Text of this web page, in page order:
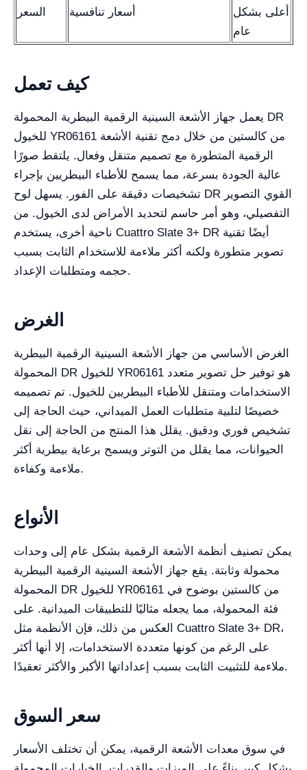
السعر أسعار تنافسية
أعلى بشكل
عام
كيف تعمل
يعمل جهاز الأشعة السينية الرقمية البيطرية المحمولة DR
للخيول YR06161 من كالستين من خلال دمج تقنية الأشعة
الرقمية المتطورة مع تصميم متنقل وفعال. يلتقط صورًا
عالية الجودة بسرعة، مما يسمح للأطباء البيطريين بإجراء
تشخيصات دقيقة على الفور. يسهل لوح DR القوي التصوير
التفصيلي، وهو أمر حاسم لتحديد الأمراض لدى الخيول. من
ناحية أخرى، يستخدم Cuattro Slate 3+ DR أيضًا تقنية
تصوير متطورة ولكنه أكثر ملاءمة للاستخدام الثابت بسبب
حجمه ومتطلبات الإعداد.
الغرض
الغرض الأساسي من جهاز الأشعة السينية الرقمية البيطرية
المحمولة DR للخيول YR06161 هو توفير حل تصوير متعدد
الاستخدامات ومتنقل للأطباء البيطريين للخيول. تم تصميمه
خصيصًا لتلبية متطلبات العمل الميداني، حيث الحاجة إلى
تشخيص فوري ودقيق. يقلل هذا المنتج من الحاجة إلى نقل
الحيوانات، مما يقلل من التوتر ويسمح برعاية بيطرية أكثر
ملاءمة وكفاءة.
الأنواع
يمكن تصنيف أنظمة الأشعة الرقمية بشكل عام إلى وحدات
محمولة وثابتة. يقع جهاز الأشعة السينية الرقمية البيطرية
المحمولة DR للخيول YR06161 من كالستين بوضوح في
فئة المحمولة، مما يجعله مثاليًا للتطبيقات الميدانية. على
العكس من ذلك، فإن الأنظمة مثل Cuattro Slate 3+ DR،
على الرغم من كونها متعددة الاستخدامات، إلا أنها أكثر
ملاءمة للتثبيت الثابت بسبب إعداداتها الأكبر والأكثر تعقيدًا.
سعر السوق
في سوق معدات الأشعة الرقمية، يمكن أن تختلف الأسعار